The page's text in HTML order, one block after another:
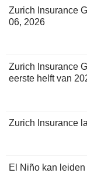
Zurich Insurance
06, 2026
Zurich Insurance
eerste helft van
Zurich Insurance
El Niño kan